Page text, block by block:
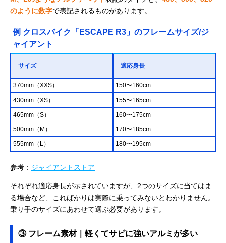
のように数字で表記されるものがあります。
例 クロスバイク「ESCAPE R3」のフレームサイズ/ジ
ャイアント
サイズ 適応身長
370mm（XXS） 150〜160cm
430mm（XS） 155〜165cm
465mm（S） 160〜175cm
500mm（M） 170〜185cm
555mm（L） 180〜195cm
参考： ジャイアントストア
それぞれ適応身長が示されていますが、2つのサイズに当てはま
る場合など、こればかりは実際に乗ってみないとわかりません。
乗り手のサイズにあわせて選ぶ必要があります。
③ フレーム素材｜軽くてサビに強いアルミが多い